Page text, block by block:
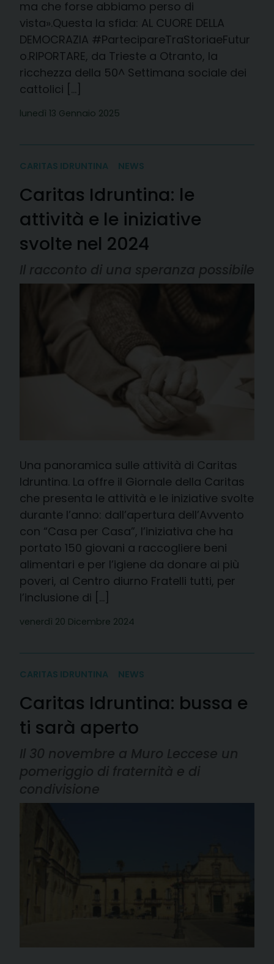
ma che forse abbiamo perso di
vista».Questa la sfida: AL CUORE DELLA
DEMOCRAZIA #PartecipareTraStoriaeFutur
o.RIPORTARE, da Trieste a Otranto, la
ricchezza della 50^ Settimana sociale dei
cattolici […]
lunedì 13 Gennaio 2025
CARITAS IDRUNTINA NEWS
Caritas Idruntina: le
attività e le iniziative
svolte nel 2024
Il racconto di una speranza possibile
Una panoramica sulle attività di Caritas
Idruntina. La offre il Giornale della Caritas
che presenta le attività e le iniziative svolte
durante l’anno: dall’apertura dell’Avvento
con “Casa per Casa”, l’iniziativa che ha
portato 150 giovani a raccogliere beni
alimentari e per l’igiene da donare ai più
poveri, al Centro diurno Fratelli tutti, per
l’inclusione di […]
venerdì 20 Dicembre 2024
CARITAS IDRUNTINA NEWS
Caritas Idruntina: bussa e
ti sarà aperto
Il 30 novembre a Muro Leccese un
pomeriggio di fraternità e di
condivisione